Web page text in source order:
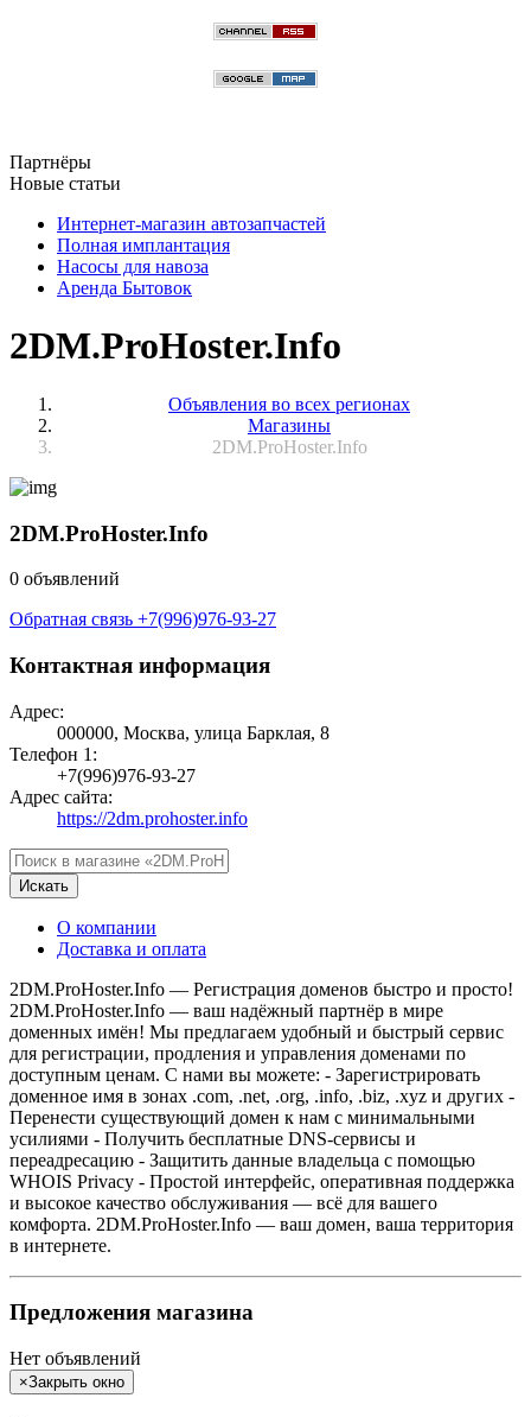
Партнёры
Новые статьи
Интернет-магазин автозапчастей
Полная имплантация
Насосы для навоза
Аренда Бытовок
2DM.ProHoster.Info
Объявления во всех регионах
Магазины
2DM.ProHoster.Info
2DM.ProHoster.Info
0 объявлений
Обратная связь +7(996)976-93-27
Контактная информация
Адрес:
000000, Москва, улица Барклая, 8
Телефон 1:
+7(996)976-93-27
Адрес сайта:
https://2dm.prohoster.info
Искать
О компании
Доставка и оплата
2DM.ProHoster.Info — Регистрация доменов быстро и просто!
2DM.ProHoster.Info — ваш надёжный партнёр в мире
доменных имён! Мы предлагаем удобный и быстрый сервис
для регистрации, продления и управления доменами по
доступным ценам. С нами вы можете: - Зарегистрировать
доменное имя в зонах .com, .net, .org, .info, .biz, .xyz и других -
Перенести существующий домен к нам с минимальными
усилиями - Получить бесплатные DNS-сервисы и
переадресацию - Защитить данные владельца с помощью
WHOIS Privacy - Простой интерфейс, оперативная поддержка
и высокое качество обслуживания — всё для вашего
комфорта. 2DM.ProHoster.Info — ваш домен, ваша территория
в интернете.
Предложения магазина
Нет объявлений
×Закрыть окно